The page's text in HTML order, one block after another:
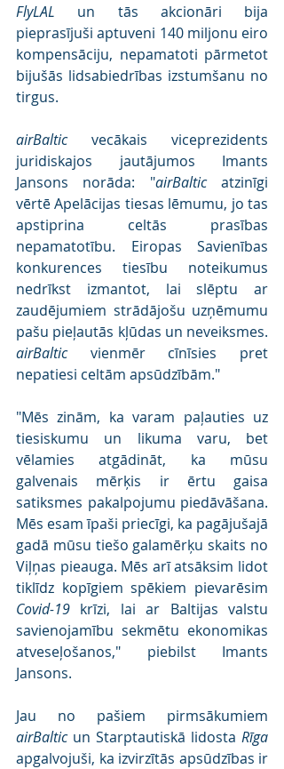
FlyLAL un tās akcionāri bija
pieprasījuši aptuveni 140 miljonu eiro
kompensāciju, nepamatoti pārmetot
bijušās lidsabiedrības izstumšanu no
tirgus.
airBaltic vecākais viceprezidents
juridiskajos jautājumos Imants
Jansons norāda: "airBaltic atzinīgi
vērtē Apelācijas tiesas lēmumu, jo tas
apstiprina celtās prasības
nepamatotību. Eiropas Savienības
konkurences tiesību noteikumus
nedrīkst izmantot, lai slēptu ar
zaudējumiem strādājošu uzņēmumu
airBaltic vienmēr cīnīsies pret
nepatiesi celtām apsūdzībām."
"Mēs zinām, ka varam paļauties uz
tiesiskumu un likuma varu, bet
vēlamies atgādināt, ka mūsu
galvenais mērķis ir ērtu gaisa
satiksmes pakalpojumu piedāvāšana.
Mēs esam īpaši priecīgi, ka pagājušajā
gadā mūsu tiešo galamērķu skaits no
Viļņas pieauga. Mēs arī atsāksim lidot
Covid-19 krīzi, lai ar Baltijas valstu
savienojamību sekmētu ekonomikas
atveseļošanos," piebilst Imants
Jansons.
airBaltic un Starptautiskā lidosta Rīga
apgalvojuši, ka izvirzītās apsūdzības ir